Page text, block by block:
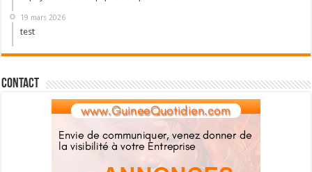
19 mars 2026
test
Contact